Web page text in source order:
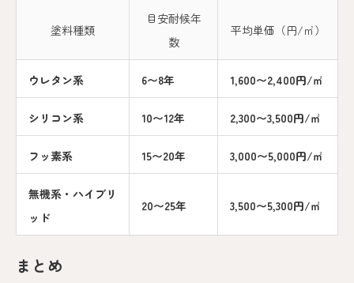
塗料種類
目安耐候年
数
平均単価（円/㎡）
ウレタン系 6〜8年 1,600〜2,400円/㎡
シリコン系 10〜12年 2,300〜3,500円/㎡
フッ素系 15〜20年 3,000〜5,000円/㎡
無機系・ハイブリ
ッド
20〜25年 3,500〜5,300円/㎡
まとめ